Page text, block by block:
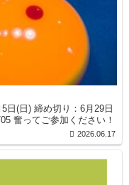
日(日) 締め切り：6月29日
奮ってご参加ください！
2026.06.17